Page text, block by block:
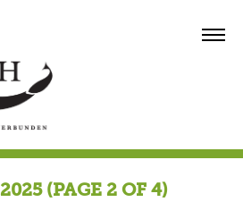
(PAGE 2 OF 4)